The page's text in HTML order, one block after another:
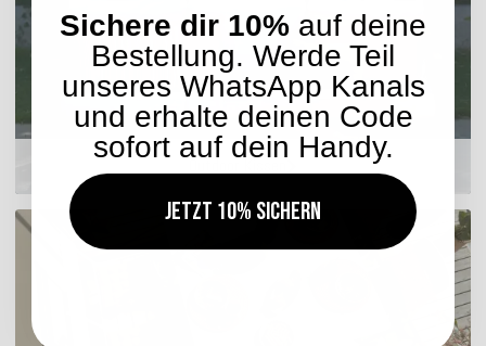
Sichere dir 10% auf deine
Bestellung. Werde Teil
unseres WhatsApp Kanals
und erhalte deinen Code
sofort auf dein Handy.
Jetzt 10% sichern